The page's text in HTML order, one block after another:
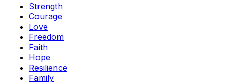
Strength
Courage
Love
Freedom
Faith
Hope
Resilience
Family